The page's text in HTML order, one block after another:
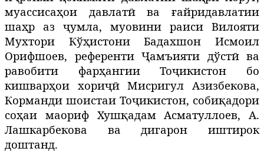
муассисаҳои давлатӣ ва ғайридавлатии
шаҳр аз ҷумла, муовини раиси Вилояти
Мухтори Кўҳистони Бадахшон Исмоил
Орифшоев, референти Ҷамъияти дўстӣ ва
равобити фарҳангии Тоҷикистон бо
кишварҳои хориҷӣ Мисригул Азизбекова,
Корманди шоистаи Тоҷикистон, собиқадори
соҳаи маориф Хушқадам Асматуллоев, А.
Лашкарбекова ва дигарон иштирок
доштанд.